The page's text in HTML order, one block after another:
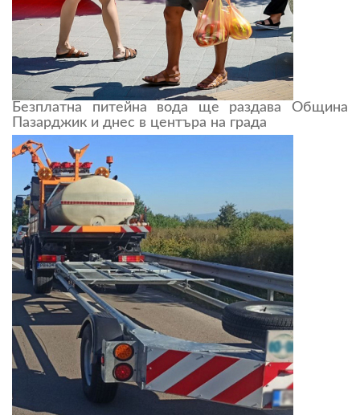
Безплатна питейна вода ще раздава Община
Пазарджик и днес в центъра на града